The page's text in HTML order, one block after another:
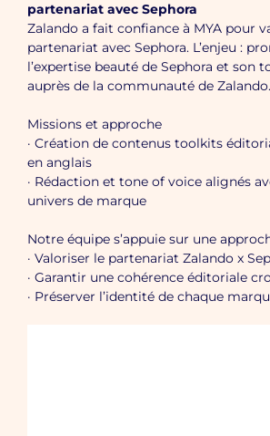
partenariat avec Sephora
Zalando a fait confiance à MYA pour
partenariat avec Sephora. L’enjeu :
l’expertise beauté de Sephora et son
auprès de la communauté de Zalando.
Missions et approche
· Création de contenus toolkits
en anglais
· Rédaction et tone of voice alignés
univers de marque
Notre équipe s’appuie sur une
· Valoriser le partenariat Zalando x
· Garantir une cohérence éditoriale
· Préserver l’identité de chaque